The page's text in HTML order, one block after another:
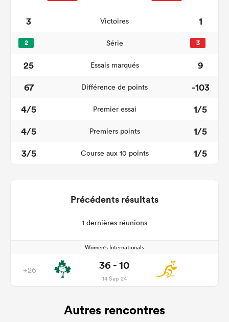
3 Victoires 1
2 Série 3
25 Essais marqués
9
67
Différence de points
-103
4/5
Premier essai
1/5
4/5
Premiers points
1/5
3/5
Course aux 10 points 1/5
Précédents résultats
1 dernières réunions
Women's Internationals
+26 36 - 10
14 Sep 24
Autres rencontres